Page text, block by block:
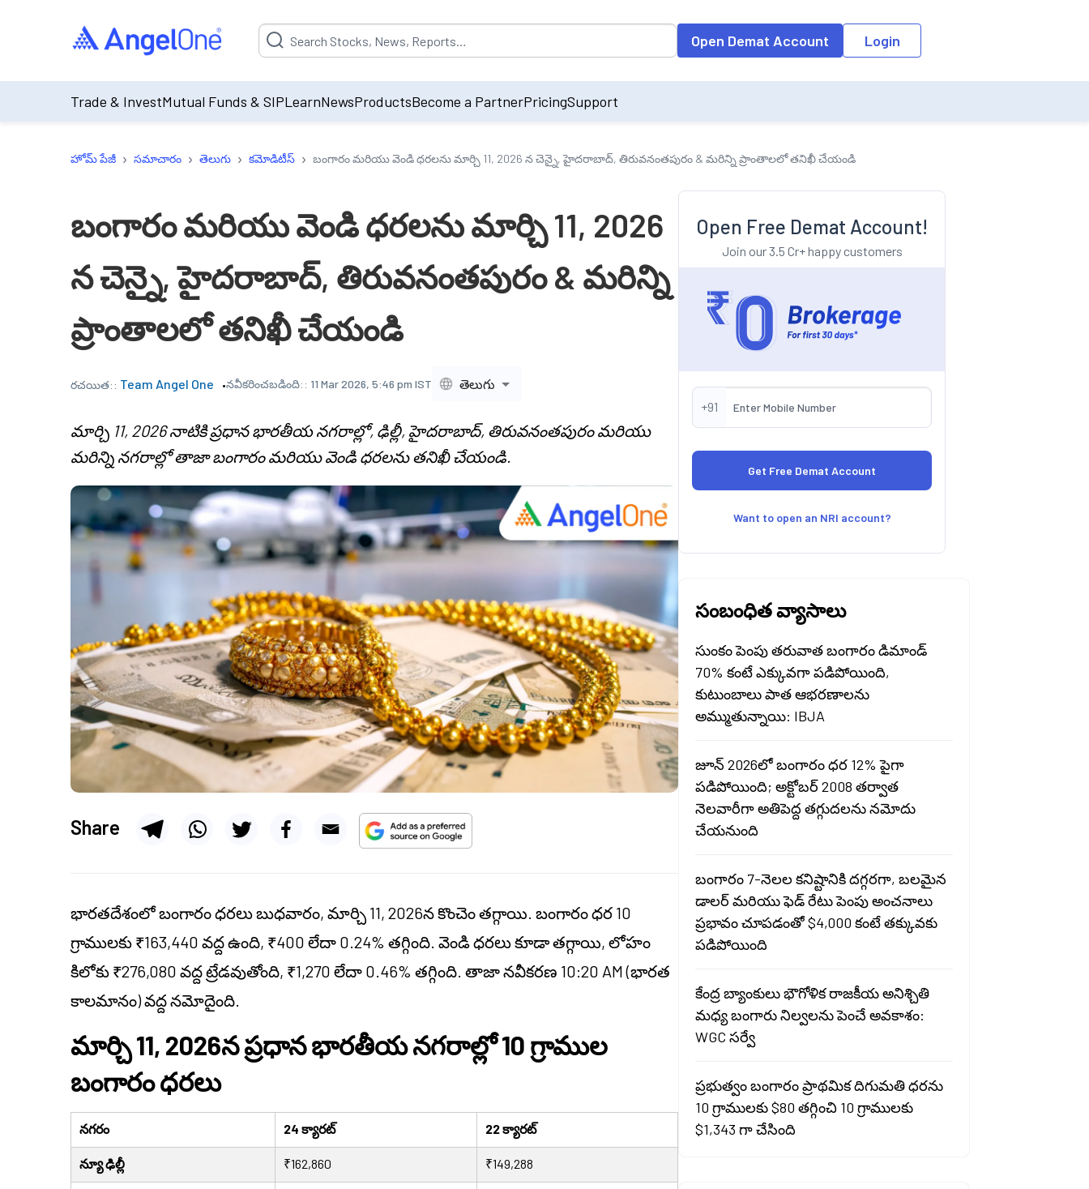
Suggestion will be populated by default on accessing the input field. On entering data into the input field, the suggestion list will be updated as per the
Open Demat Account Login
Trade & InvestMutual Funds & SIPLearnNewsProductsBecome a PartnerPricingSupport
హోమ్ పేజీ › సమాచారం › తెలుగు › కమోడిటీస్ › బంగారం మరియు వెండి ధరలను మార్చి 11, 2026 న చెన్నై, హైదరాబాద్, తిరువనంతపురం & మరిన్ని ప్రాంతాలలో తనిఖీ చేయండి
బంగారం మరియు వెండి ధరలను మార్చి 11, 2026
న చెన్నై, హైదరాబాద్, తిరువనంతపురం & మరిన్ని
ప్రాంతాలలో తనిఖీ చేయండి
రచయిత:: Team Angel One నవీకరించబడింది:: 11 Mar 2026, 5:46 pm IST తెలుగు
మార్చి 11, 2026 నాటికి ప్రధాన భారతీయ నగరాల్లో, ఢిల్లీ, హైదరాబాద్, తిరువనంతపురం మరియు
మరిన్ని నగరాల్లో తాజా బంగారం మరియు వెండి ధరలను తనిఖీ చేయండి.
Share
భారతదేశంలో బంగారం ధరలు బుధవారం, మార్చి 11, 2026న కొంచెం తగ్గాయి. బంగారం ధర 10
గ్రాములకు ₹163,440 వద్ద ఉంది, ₹400 లేదా 0.24% తగ్గింది. వెండి ధరలు కూడా తగ్గాయి, లోహం
కిలోకు ₹276,080 వద్ద ట్రేడవుతోంది, ₹1,270 లేదా 0.46% తగ్గింది. తాజా నవీకరణ 10:20 AM (భారత
కాలమానం) వద్ద నమోదైంది.
మార్చి 11, 2026న ప్రధాన భారతీయ నగరాల్లో 10 గ్రాముల
బంగారం ధరలు
నగరం 24 క్యారట్ 22 క్యారట్
న్యూ ఢిల్లీ ₹162,860 ₹149,288
Open Free Demat Account!
Join our 3.5 Cr+ happy customers
+91
Want to open an NRI account?
సంబంధిత వ్యాసాలు
సుంకం పెంపు తరువాత బంగారం డిమాండ్
70% కంటే ఎక్కువగా పడిపోయింది,
కుటుంబాలు పాత ఆభరణాలను
అమ్ముతున్నాయి: IBJA
జూన్ 2026లో బంగారం ధర 12% పైగా
పడిపోయింది; అక్టోబర్ 2008 తర్వాత
నెలవారీగా అతిపెద్ద తగ్గుదలను నమోదు
చేయనుంది
బంగారం 7-నెలల కనిష్టానికి దగ్గరగా, బలమైన
డాలర్ మరియు ఫెడ్ రేటు పెంపు అంచనాలు
ప్రభావం చూపడంతో $4,000 కంటే తక్కువకు
పడిపోయింది
కేంద్ర బ్యాంకులు భౌగోళిక రాజకీయ అనిశ్చితి
మధ్య బంగారు నిల్వలను పెంచే అవకాశం:
WGC సర్వే
ప్రభుత్వం బంగారం ప్రాథమిక దిగుమతి ధరను
10 గ్రాములకు $80 తగ్గించి 10 గ్రాములకు
$1,343 గా చేసింది